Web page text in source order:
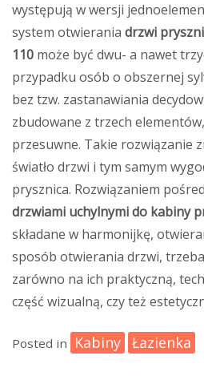
występują w wersji
system otwierania drzwi
110 może być dwu- a nawet
przypadku osób o obszernej
bez tzw. zastanawiania
zbudowane z trzech
przesuwne. Takie rozwiązanie
światło drzwi i tym samym
prysznica. Rozwiązaniem
drzwiami uchylnymi do kabiny
składane w harmonijkę,
sposób otwierania drzwi,
zarówno na ich praktyczną,
część wizualną, czy też
Posted in Kabiny Łazienka